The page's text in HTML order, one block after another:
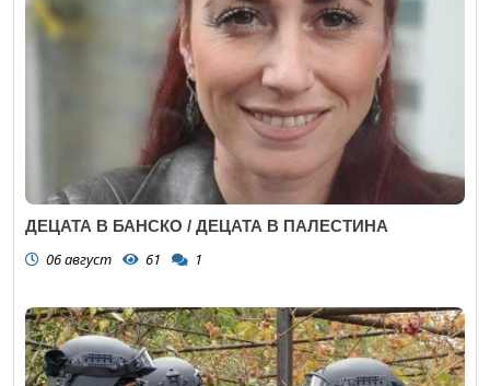
ДЕЦАТА В БАНСКО / ДЕЦАТА В ПАЛЕСТИНА
06 август 61 1